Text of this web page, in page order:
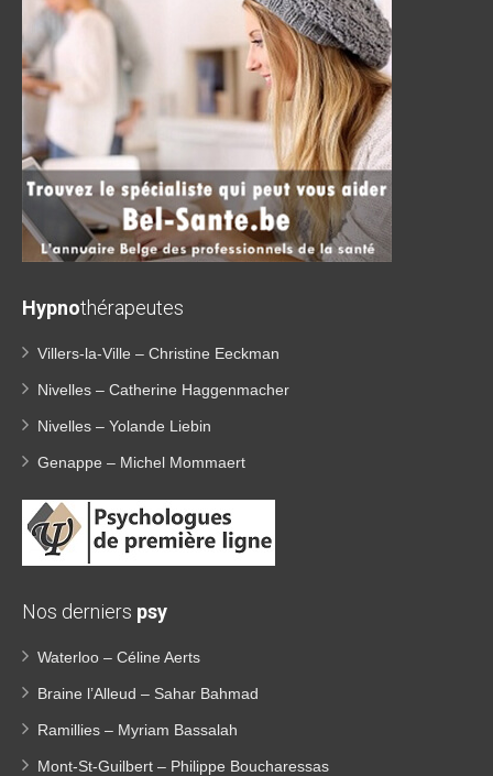
Hypnothérapeutes
Villers-la-Ville – Christine Eeckman
Nivelles – Catherine Haggenmacher
Nivelles – Yolande Liebin
Genappe – Michel Mommaert
Nos derniers psy
Waterloo – Céline Aerts
Braine l’Alleud – Sahar Bahmad
Ramillies – Myriam Bassalah
Mont-St-Guilbert – Philippe Boucharessas